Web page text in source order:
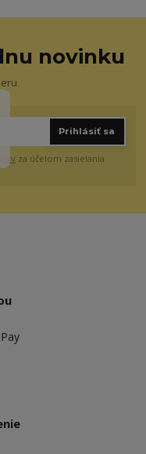
novinku
Prihlásiť sa
za účelom zasielania